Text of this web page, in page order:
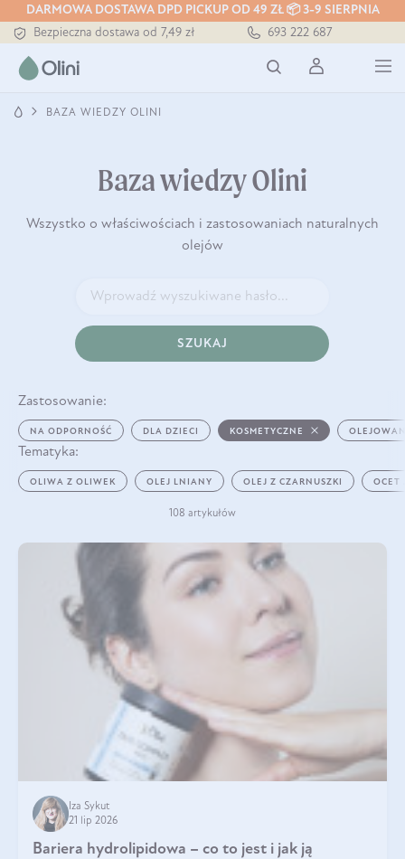
DARMOWA DOSTAWA DPD PICKUP OD 49 ZŁ 📦 3-9 SIERPNIA
Tłoczony zawsze na zimno
Bezpieczna dostawa od 7,49 zł
Darmowa dostawa od 199 zł
Tłoczony zawsze na zimno
693 222 687
BAZA WIEDZY OLINI
Baza wiedzy Olini
Wszystko o właściwościach i zastosowaniach naturalnych
olejów
SZUKAJ
Zastosowanie:
NA ODPORNOŚĆ DLA DZIECI KOSMETYCZNE
Tematyka:
OLIWA Z OLIWEK OLEJ LNIANY OLEJ Z CZARNUSZKI OCET
108 artykułów
Iza Sykut
21 lip 2026
Bariera hydrolipidowa – co to jest i jak ją